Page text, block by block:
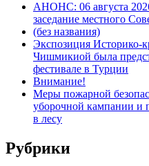
АНОНС: 06 августа
заседание местного
(без названия)
Экспозиция Историко-
Чишмикиой была
фестивале в Турции
Внимание!
Меры пожарной
уборочной кампании и
в лесу
Рубрики